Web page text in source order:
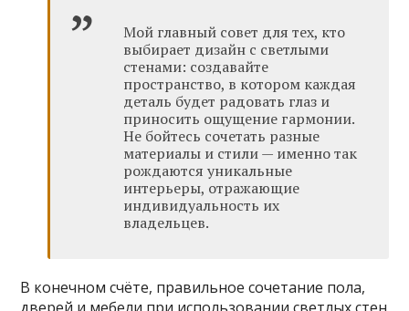
Мой главный совет для тех, кто
выбирает дизайн с светлыми
стенами: создавайте
пространство, в котором каждая
деталь будет радовать глаз и
приносить ощущение гармонии.
Не бойтесь сочетать разные
материалы и стили — именно так
рождаются уникальные
интерьеры, отражающие
индивидуальность их
владельцев.
В конечном счёте, правильное сочетание пола,